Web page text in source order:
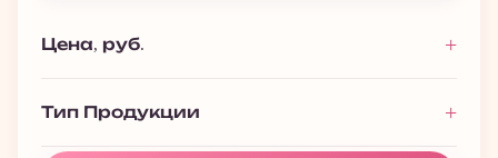
Мармеладки
Маршмеллоу 180
Цена, руб.
Тип Продукции